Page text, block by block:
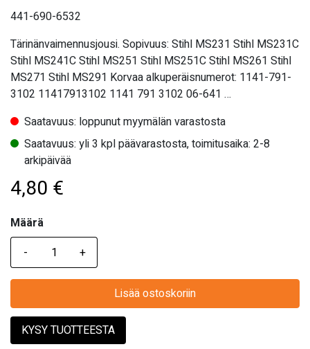
441-690-6532
Tärinänvaimennusjousi. Sopivuus: Stihl MS231 Stihl MS231C
Stihl MS241C Stihl MS251 Stihl MS251C Stihl MS261 Stihl
MS271 Stihl MS291 Korvaa alkuperäisnumerot: 1141-791-
3102 11417913102 1141 791 3102 06-641 …
Saatavuus: loppunut myymälän varastosta
Saatavuus: yli 3 kpl päävarastosta, toimitusaika: 2-8
arkipäivää
4,80 €
Määrä
Määrä
Lisää ostoskoriin
KYSY TUOTTEESTA